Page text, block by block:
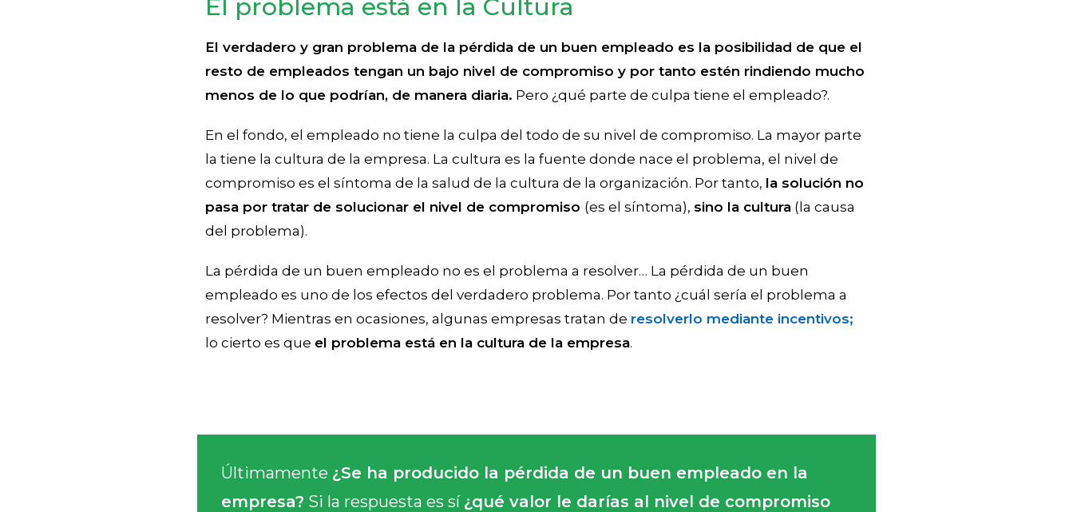
El problema está en la Cultura
El verdadero y gran problema de la pérdida de un buen empleado es la posibilidad de que el
resto de empleados tengan un bajo nivel de compromiso y por tanto estén rindiendo mucho
menos de lo que podrían, de manera diaria. Pero ¿qué parte de culpa tiene el empleado?.
En el fondo, el empleado no tiene la culpa del todo de su nivel de compromiso. La mayor parte
la tiene la cultura de la empresa. La cultura es la fuente donde nace el problema, el nivel de
compromiso es el síntoma de la salud de la cultura de la organización. Por tanto, la solución no
pasa por tratar de solucionar el nivel de compromiso (es el síntoma), sino la cultura (la causa
del problema).
La pérdida de un buen empleado no es el problema a resolver… La pérdida de un buen
empleado es uno de los efectos del verdadero problema. Por tanto ¿cuál sería el problema a
resolver? Mientras en ocasiones, algunas empresas tratan de resolverlo mediante incentivos;
lo cierto es que el problema está en la cultura de la empresa.
Últimamente ¿Se ha producido la pérdida de un buen empleado en la
empresa? Si la respuesta es sí ¿qué valor le darías al nivel de compromiso